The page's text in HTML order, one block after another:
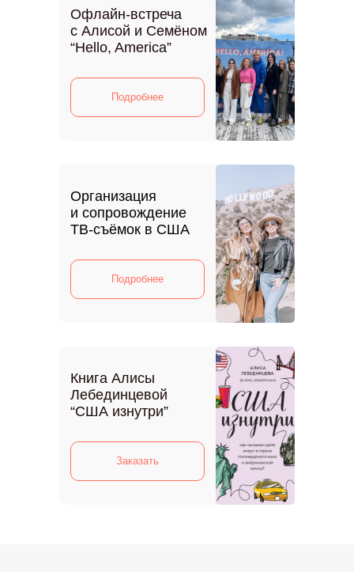
Офлайн-встреча
с Алисой и Семёном
“Hello, America”
Подробнее
Организация
и сопровождение
ТВ-съёмок в США
Подробнее
Книга Алисы
Лебединцевой
“США изнутри”
Заказать